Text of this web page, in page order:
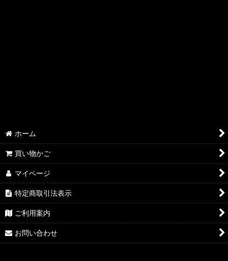
ホーム
買い物かご
マイページ
特定商取引法表示
ご利用案内
お問い合わせ